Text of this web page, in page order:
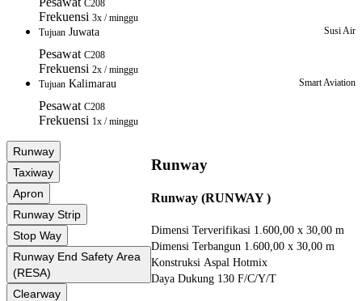
C208
Frekuensi 3x / minggu
Tujuan Juwata Susi Air
Pesawat C208
Frekuensi 2x / minggu
Tujuan Kalimarau Smart Aviation
Pesawat C208
Frekuensi 1x / minggu
Runway
Taxiway
Apron
Runway Strip
Stop Way
Runway End Safety Area
(RESA)
Clearway
Runway
Runway (RUNWAY )
Dimensi Terverifikasi 1.600,00 x 30,00 m
Dimensi Terbangun 1.600,00 x 30,00 m
Konstruksi Aspal Hotmix
Daya Dukung 130 F/C/Y/T